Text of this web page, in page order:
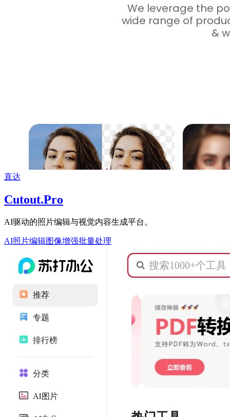
直达
Cutout.Pro
AI驱动的照片编辑与视觉内容生成平台。
AI照片编辑图像增强批量处理